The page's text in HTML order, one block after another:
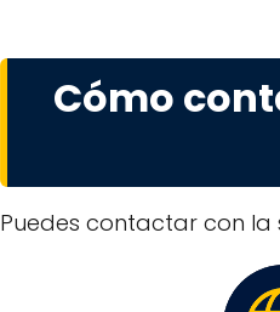
Cómo
Puedes contactar con la